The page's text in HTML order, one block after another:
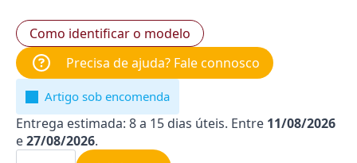
Como identificar o modelo
Precisa de ajuda? Fale connosco
Artigo sob encomenda
Entrega estimada: 8 a 15 dias úteis. Entre 11/08/2026
e27/08/2026.
Quantidade